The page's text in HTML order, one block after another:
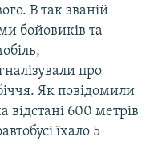
В так званій
бойовиків та
про
Як повідомили
відстані 600 метрів
їхало 5